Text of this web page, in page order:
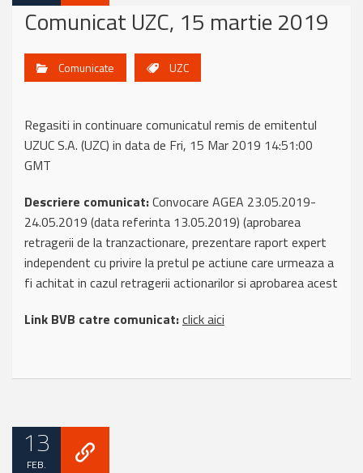
Comunicat UZC, 15 martie 2019
Comunicate UZC
Regasiti in continuare comunicatul remis de emitentul
UZUC S.A. (UZC) in data de Fri, 15 Mar 2019 14:51:00
GMT
Descriere comunicat:Convocare AGEA 23.05.2019-
24.05.2019 (data referinta 13.05.2019) (aprobarea
retragerii de la tranzactionare, prezentare raport expert
independent cu privire la pretul pe actiune care urmeaza a
fi achitat in cazul retragerii actionarilor si aprobarea acest
Link BVB catre comunicat:click aici
13
FEB.